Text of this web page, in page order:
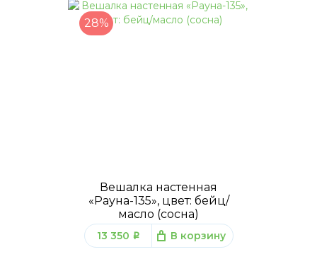
28%
Вешалка настенная
«Рауна-135», цвет: бейц/
масло (сосна)
13 350 q В корзину